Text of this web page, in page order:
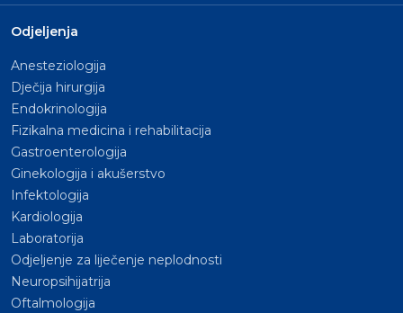
Odjeljenja
Anesteziologija
Dječija hirurgija
Endokrinologija
Fizikalna medicina i rehabilitacija
Gastroenterologija
Ginekologija i akušerstvo
Infektologija
Kardiologija
Laboratorija
Odjeljenje za liječenje neplodnosti
Neuropsihijatrija
Oftalmologija